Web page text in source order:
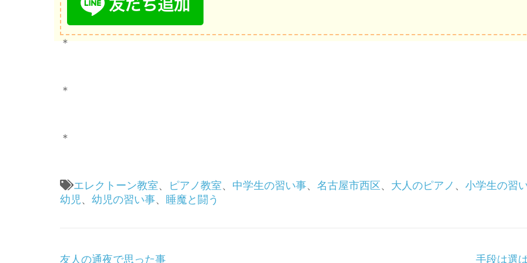
＊
＊
＊
エレクトーン教室、 ピアノ教室、 中学生の習い事、 名古屋市西区、 大人のピアノ 、 小学生の習
幼児 、 幼児の習い事、 睡魔と闘う
投
友人の通夜で思った事 手段は選